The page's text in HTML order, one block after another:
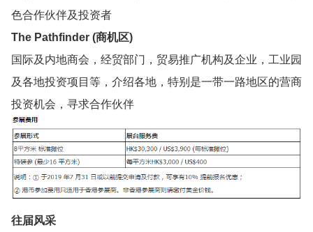
色合作伙伴及投资者
The Pathfinder (商机区)
国际及内地商会，经贸部门，贸易推广机构及企业，工业园
及各地投资项目 等，介绍各地，特别是一带一路地区的营商
投资机会，寻求合作伙伴
往届风采